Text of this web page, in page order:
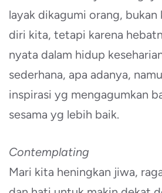
layak dikagumi orang, bukan
diri kita, tetapi karena
nyata dalam hidup
sederhana, apa adanya,
inspirasi yg mengagumkan
sesama yg lebih baik.
Contemplating
Mari kita heningkan jiwa,